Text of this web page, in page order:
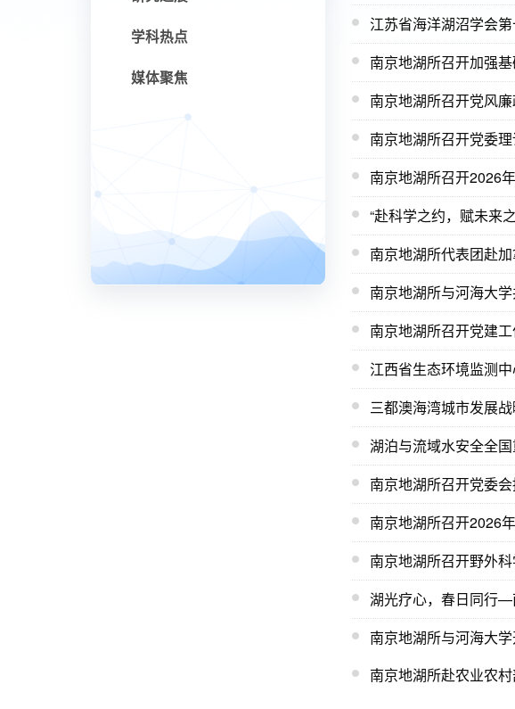
学科热点
媒体聚焦
江苏省海洋湖沼学会
南京地湖所召开加强
南京地湖所召开党风
南京地湖所召开党委
南京地湖所召开2026
“赴科学之约，赋未来
南京地湖所代表团赴
南京地湖所与河海大
南京地湖所召开党建
江西省生态环境监测
三都澳海湾城市发展
湖泊与流域水安全全
南京地湖所召开党委
南京地湖所召开2026
南京地湖所召开野外
湖光疗心，春日同行—
南京地湖所与河海大
南京地湖所赴农业农